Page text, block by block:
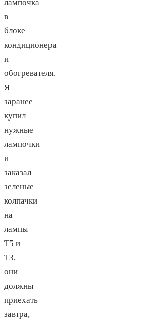
лампочка
в
блоке
кондиционера
и
обогревателя.
Я
заранее
купил
нужные
лампочки
и
заказал
зеленые
колпачки
на
лампы
Т5 и
Т3,
они
должны
приехать
завтра,